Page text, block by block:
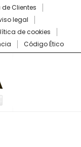
de Clientes
legal
de cookies
Código Ético